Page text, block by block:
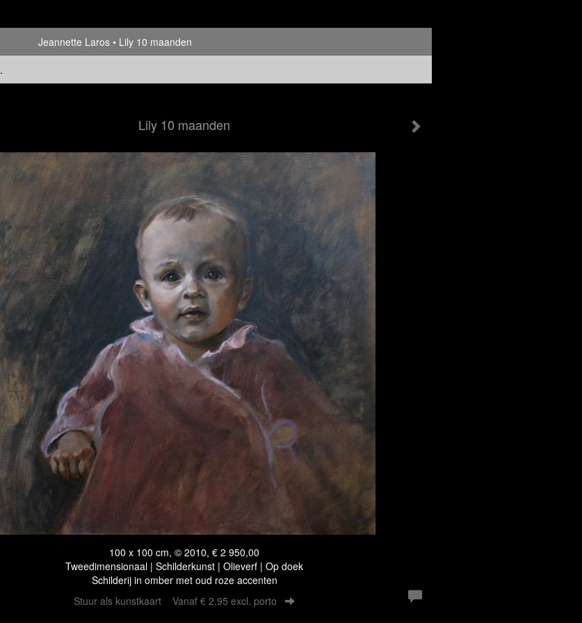
Jeannette Laros
Lily 10 maanden
.
Lily 10 maanden
100 x 100 cm, © 2010, € 2 950,00
Tweedimensionaal | Schilderkunst | Olieverf | Op doek
Schilderij in omber met oud roze accenten
Stuur als kunstkaart Vanaf € 2,95 excl. porto